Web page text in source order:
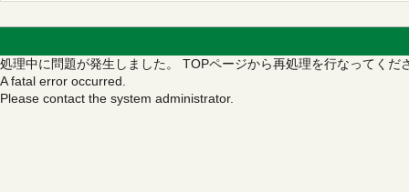
処理中に問題が発生しました。 TOPページから再処理を行なってくだ
A fatal error occurred.
Please contact the system administrator.